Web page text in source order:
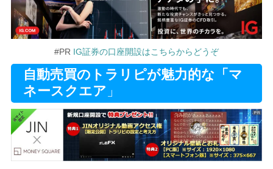
#PR IG証券の口座開設はこちらからどうぞ
自動売買のトラリピが魅力的な「マ
ネースクエア 」